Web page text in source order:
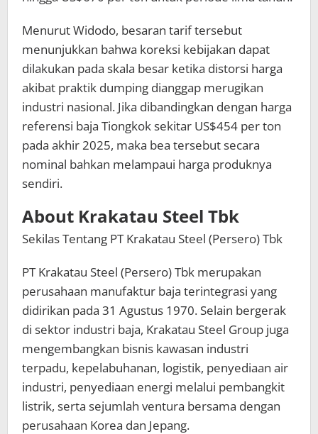
Menurut Widodo, besaran tarif tersebut
menunjukkan bahwa koreksi kebijakan dapat
dilakukan pada skala besar ketika distorsi harga
akibat praktik dumping dianggap merugikan
industri nasional. Jika dibandingkan dengan harga
referensi baja Tiongkok sekitar US$454 per ton
pada akhir 2025, maka bea tersebut secara
nominal bahkan melampaui harga produknya
sendiri.
About Krakatau Steel Tbk
Sekilas Tentang PT Krakatau Steel (Persero) Tbk
PT Krakatau Steel (Persero) Tbk merupakan
perusahaan manufaktur baja terintegrasi yang
didirikan pada 31 Agustus 1970. Selain bergerak
di sektor industri baja, Krakatau Steel Group juga
mengembangkan bisnis kawasan industri
terpadu, kepelabuhanan, logistik, penyediaan air
industri, penyediaan energi melalui pembangkit
listrik, serta sejumlah ventura bersama dengan
perusahaan Korea dan Jepang.